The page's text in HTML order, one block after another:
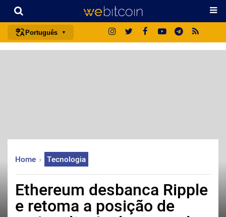
Português
中文
한국어
العربية
Home Tecnologia
Ethereum desbanca Ripple
e retoma a posição de